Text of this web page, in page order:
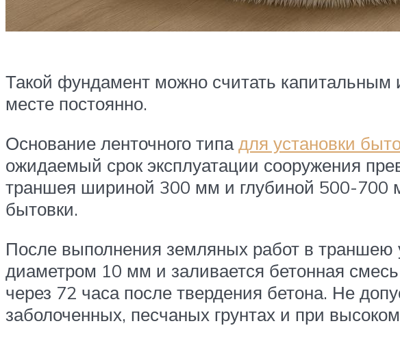
Такой фундамент можно считать капитальным
месте постоянно.
Основание ленточного типадля установки
ожидаемый срок эксплуатации сооружения
траншея шириной 300 мм и глубиной 500-700
бытовки.
После выполнения земляных работ в траншею
диаметром 10 мм и заливается бетонная
через 72 часа после твердения бетона. Не
заболоченных, песчаных грунтах и при